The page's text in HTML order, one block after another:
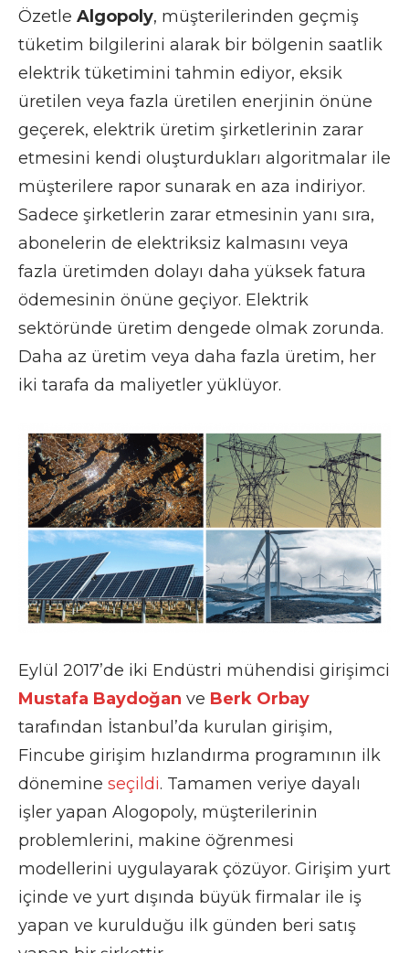
Özetle Algopoly, müşterilerinden geçmiş
tüketim bilgilerini alarak bir bölgenin saatlik
elektrik tüketimini tahmin ediyor, eksik
üretilen veya fazla üretilen enerjinin önüne
geçerek, elektrik üretim şirketlerinin zarar
etmesini kendi oluşturdukları algoritmalar ile
müşterilere rapor sunarak en aza indiriyor.
Sadece şirketlerin zarar etmesinin yanı sıra,
abonelerin de elektriksiz kalmasını veya
fazla üretimden dolayı daha yüksek fatura
ödemesinin önüne geçiyor. Elektrik
sektöründe üretim dengede olmak zorunda.
Daha az üretim veya daha fazla üretim, her
iki tarafa da maliyetler yüklüyor.
Eylül 2017’de iki Endüstri mühendisi girişimci
Mustafa Baydoğan ve Berk Orbay
tarafından İstanbul’da kurulan girişim,
Fincube girişim hızlandırma programının ilk
dönemine seçildi. Tamamen veriye dayalı
işler yapan Alogopoly, müşterilerinin
problemlerini, makine öğrenmesi
modellerini uygulayarak çözüyor. Girişim yurt
içinde ve yurt dışında büyük firmalar ile iş
yapan ve kurulduğu ilk günden beri satış